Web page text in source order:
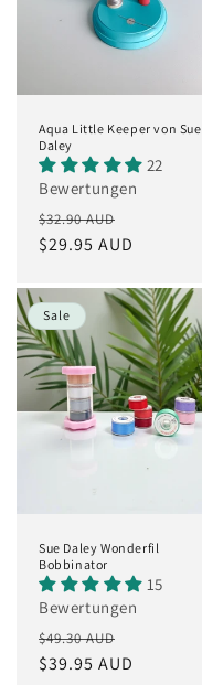
Aqua Little Keeper von Sue
Daley
22
Bewertungen
Normaler
Preis
$32.90 AUD
$29.95 AUD
Sale
Sue Daley Wonderfil
Bobbinator
15
Bewertungen
Normaler
Preis
$49.30 AUD
$39.95 AUD